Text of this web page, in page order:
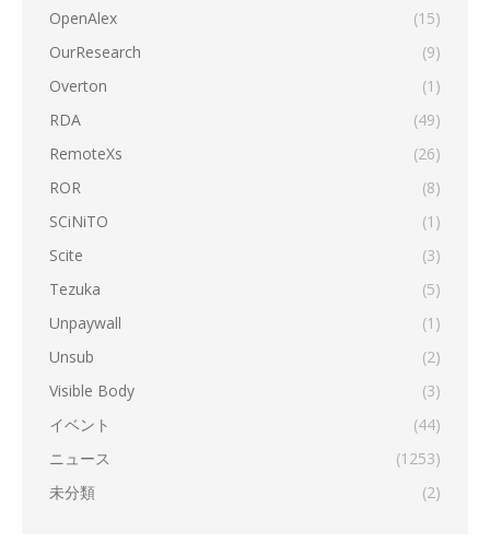
OpenAlex
(15)
OurResearch
(9)
Overton
(1)
RDA
(49)
RemoteXs
(26)
ROR
(8)
SCiNiTO
(1)
Scite
(3)
Tezuka
(5)
Unpaywall
(1)
Unsub
(2)
Visible Body
(3)
イベント
(44)
ニュース
(1253)
未分類
(2)